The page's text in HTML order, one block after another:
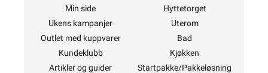
Min side
Ukens kampanjer
Outlet med kuppvarer
Kundeklubb
Artikler og guider
Hyttetorget
Uterom
Bad
Kjøkken
Startpakke/Pakkeløsning